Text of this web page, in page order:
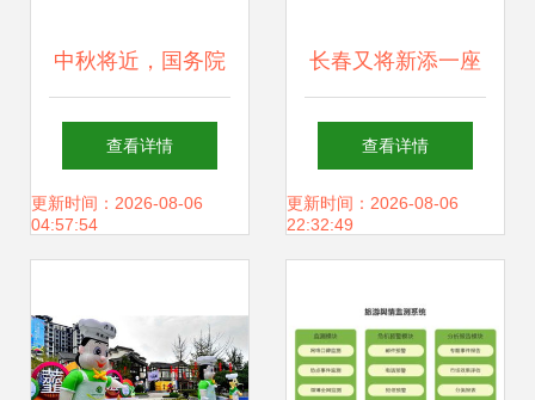
中秋将近，国务院
发文 你的休假和旅
游有新变化——旅
与挑战
查看详情
更新时间：2026-08-06
04:57:54
长春又将新添一座
文化新地标 等你打
卡
查看详情
更新时间：2026-08-06
22:32:49